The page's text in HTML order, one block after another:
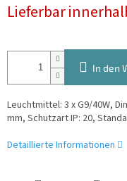
Lieferbar
In den
Leuchtmittel: 3 x G9/40W,
mm, Schutzart IP: 20,
Detaillierte Informationen